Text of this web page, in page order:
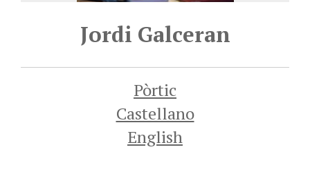
Jordi Galceran
Pòrtic
Castellano
English